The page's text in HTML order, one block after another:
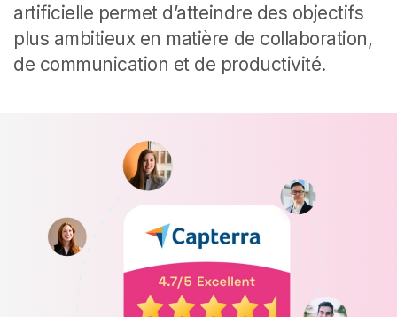
artificielle permet d’atteindre des objectifs
plus ambitieux en matière de collaboration,
de communication et de productivité.